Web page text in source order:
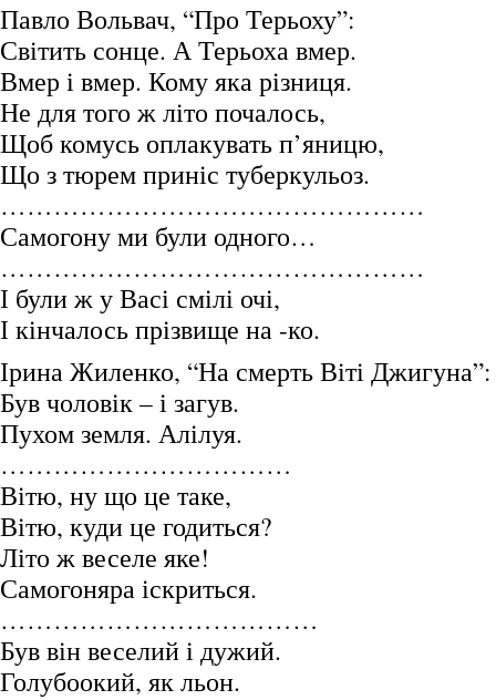
Павло Вольвач, “Про Терьоху”:
Світить сонце. А Терьоха вмер.
Вмер і вмер. Кому яка різниця.
Не для того ж літо почалось,
Щоб комусь оплакувать п’яницю,
Що з тюрем приніс туберкульоз.
…………………………………………
Самогону ми були одного…
…………………………………………
І були ж у Васі смілі очі,
І кінчалось прізвище на -ко.
Ірина Жиленко, “На смерть Віті Джигуна”:
Був чоловік – і загув.
Пухом земля. Алілуя.
……………………………
Вітю, ну що це таке,
Вітю, куди це годиться?
Літо ж веселе яке!
Самогоняра іскриться.
………………………………
Був він веселий і дужий.
Голубоокий, як льон.